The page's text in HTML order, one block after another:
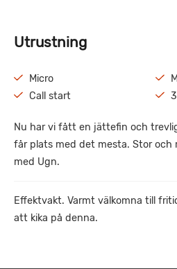
Utrustning
Micro
Call start
Nu har vi fått en jättefin och
får plats med det mesta. Stor och
med Ugn.
Effektvakt. Varmt välkomna till
att kika på denna.